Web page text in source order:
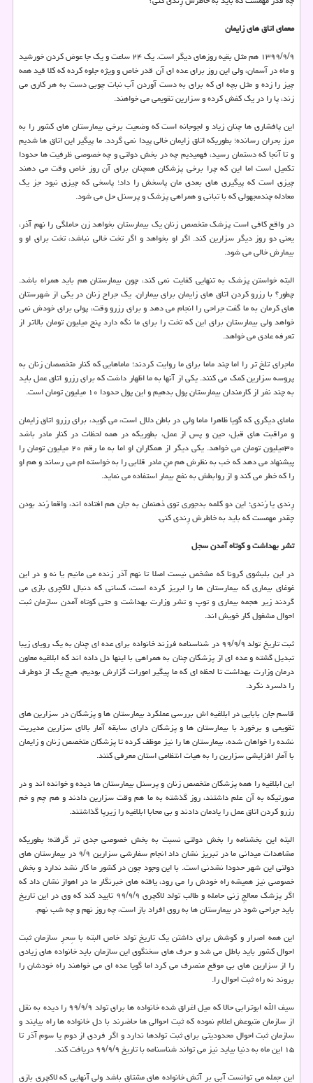
معمای اتاق های زایمان
۱۳۹۹/۹/۹ هم مثل بقیه روزهای دیگر است. یک ۲۴ ساعت و یک جا عوض کردن خورشید
و ماه در آسمان، ولی این روز برای عده ای آن قدر خاص و ویژه جلوه کرده که کلا قید همه
چیز را زده و مثل بچه ای که برای به دست آوردن آب نبات چوبی دست به هر کاری می
زند، پا را در یک کفش کرده و سزارین تقویمی می خواهند.
این پافشاری ها چنان زیاد و لجوجانه است که وضعیت برخی بیمارستان های کشور را به
مرز بحران رسانده؛ بطوریکه اتاق زایمان خالی پیدا نمی گردد. ما پیگیر این اتاق ها شدیم
و تا آنجا که دستمان رسید، فهمیدیم چه در بخش دولتی و چه خصوصی ظرفیت ها حدودا
تکمیل است اما این که چرا برخی پزشکان همچنان برای آن روز خاص وقت می دهند
چیزی است که پیگیری های بعدی مان پاسخش را داد؛ پاسخی که چیزی نبود جز یک
معادله چندمجهولی که با تبانی و همراهی پزشک و پرسنل حل می شود.
در واقع کافی است پزشک متخصص زنان یک بیمارستان بخواهد زن حاملگی را نهم آذر،
یعنی دو روز دیگر سزارین کند. اگر او بخواهد و اگر تخت خالی نباشد، تخت برای او و
بیمارش خالی می شود.
البته خواستن پزشک به تنهایی کفایت نمی کند، چون بیمارستان هم باید همراه باشد.
چطور؟ با رزرو کردن اتاق های زایمان برای بیماران. یک جراح زنان در یکی از شهرستان
های کرمان به ما گفت جراحی را انجام می دهد و برای رزرو وقت، پولی برای خودش نمی
خواهد ولی بیمارستان برای این که تخت را برای ما نگه دارد پنج میلیون تومان بالاتر از
تعرفه عادی می خواهد.
ماجرای تلخ تر را اما چند ماما برای ما روایت کردند؛ ماماهایی که کنار متخصصان زنان به
پروسه سزارین کمک می کنند. یکی از آنها به ما اظهار داشت که برای رزرو اتاق عمل باید
به چند نفر از کارمندان بیمارستان پول بدهیم و این پول حدودا ۱۰ میلیون تومان است.
مامای دیگری که گویا ظاهرا ماما ولی در باطن دلال است، می گوید، برای رزرو اتاق زایمان
و مراقبت های قبل، حین و پس از عمل، بطوریکه در همه لحظات در کنار مادر باشد
۳۰میلیون تومان می خواهد. یکی دیگر از همکاران او اما به ما رقم ۲۰ میلیون تومان را
پیشنهاد می دهد که خب به نظرش هم منِ مادر قلابی را به خواسته ام می رساند و هم او
را که خطر می کند و از روابطش به نفع بیمار استفاده می نماید.
رِندی یا رُندی؛ این دو کلمه بدجوری توی ذهنمان به جان هم افتاده اند، واقعا رُند بودن
چقدر مهمست که باید به خاطرش رِندی کنی.
تشر بهداشت و کوتاه آمدن سجل
در این بلبشوی کرونا که مشخص نیست اصلا تا نهم آذر زنده می مانیم یا نه و در این
غوغای بیماری که بیمارستان ها را لبریز کرده است، کسانی که دنبال لاکچری بازی می
گردند زیر هجمه بیماری و توپ و تشر وزارت بهداشت و حتی کوتاه آمدن سازمان ثبت
احوال مشغول کار خویش اند.
ثبت تاریخ تولد ۹۹/۹/۹ در شناسنامه فرزند خانواده برای عده ای چنان به یک رویای زیبا
تبدیل گشته و عده ای از پزشکان چنان به همراهی با اینها دل داده اند که ابلاغیه معاون
درمان وزارت بهداشت تا لحظه ای که ما پیگیر امورات گزارش بودیم، هیچ یک از دوطرف
را دلسرد نکرد.
قاسم جان بابایی در ابلاغیه اش بررسی عملکرد بیمارستان ها و پزشکان در سزارین های
تقویمی و برخورد با بیمارستان ها و پزشکان دارای سابقه آمار بالای سزارین مدیریت
نشده را خواهان شده، بیمارستان ها را نیز موظف کرده تا پزشکان متخصص زنان و زایمان
با آمار افزایشی سزارین را به هیات انتظامی استان معرفی کنند.
این ابلاغیه را همه پزشکان متخصص زنان و پرسنل بیمارستان ها دیده و خوانده اند و در
صورتیکه به آن علم داشتند، روز گذشته به ما هم وقت سزارین دادند و هم چم و خم
رزرو کردن اتاق عمل را یادمان دادند و بی محابا ابلاغیه را زیرپا گذاشتند.
البته این بخشنامه را بخش دولتی نسبت به بخش خصوصی جدی تر گرفته؛ بطوریکه
مشاهدات میدانی ما در تبریز نشان داد انجام سفارشی سزارین ۹/۹ در بیمارستان های
دولتی این شهر حدودا نشدنی است. با این وجود چون در کشور ما کار نشد ندارد و بخش
خصوصی نیز همیشه راه خودش را می رود، یافته های خبرنگار ما در اهواز نشان داد که
اگر پزشک معالجِ زنی حامله و طالب تولد لاکچری ۹۹/۹/۹ تایید کند که وی در این تاریخ
باید جراحی شود در بیمارستان ها به روی افراد باز است، چه روز نهم و چه شب نهم.
این همه اصرار و کوشش برای داشتن یک تاریخ تولد خاص البته با سِحرِ سازمان ثبت
احوال کشور باید باطل می شد و حرف های سخنگوی این سازمان باید خانواده های زیادی
را از سزارین های بی موقع منصرف می کرد اما گویا عده ای می خواهند راه خودشان را
بروند نه راه ثبت احوال را.
سیف الله ابوترابی حالا که میل اغراق شده خانواده ها برای تولد ۹۹/۹/۹ را دیده به نقل
از سازمان متبوعش اعلام نموده که ثبت احوالی ها حاضرند با دل خانواده ها راه بیایند و
سازمان ثبت احوال محدودیتی برای ثبت تولدها ندارد و اگر فردی از دوم یا سوم آذر تا
۱۵ این ماه به دنیا بیاید نیز می تواند شناسنامه با تاریخ ۹۹/۹/۹ دریافت کند.
این جمله می توانست آبی بر آتش خانواده های مشتاق باشد ولی آنهایی که لاکچری بازی